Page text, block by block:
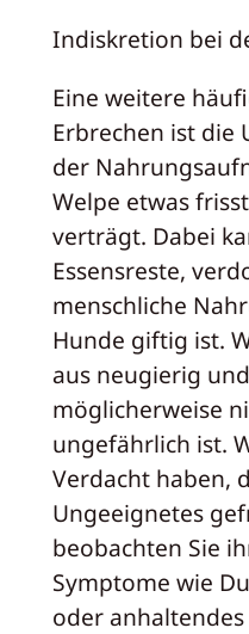
Indiskretion bei
Eine weitere
Erbrechen ist die
der
Welpe etwas
verträgt. Dabei
Essensreste,
menschliche
Hunde giftig ist.
aus neugierig
möglicherweise
ungefährlich ist.
Verdacht haben,
Ungeeignetes
beobachten Sie
Symptome wie
oder